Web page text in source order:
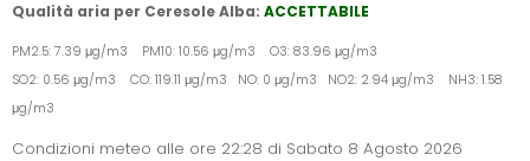
Qualità aria per Ceresole Alba: ACCETTABILE
PM2.5: 7.39 μg/m3 PM10: 10.56 μg/m3 O3: 83.96 μg/m3
SO2: 0.56 μg/m3 CO: 119.11 μg/m3 NO: 0 μg/m3 NO2: 2.94 μg/m3 NH3: 1.58
μg/m3
Condizioni meteo alle ore 22:28 di Sabato 8 Agosto 2026